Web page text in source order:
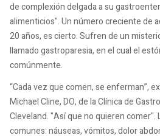
de complexión delgada a su
alimenticios". Un número creciente de
20 años, es cierto. Sufren de un
llamado gastroparesia, en el cual el
comúnmente.
“Cada vez que comen, se enferman”,
Michael Cline, DO, de la Clínica de
Cleveland. "Así que no quieren comer".
comunes: náuseas, vómitos, dolor